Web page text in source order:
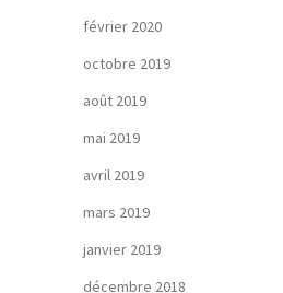
février 2020
octobre 2019
août 2019
mai 2019
avril 2019
mars 2019
janvier 2019
décembre 2018